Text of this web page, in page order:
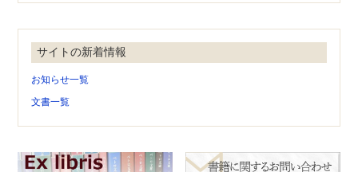
サイトの新着情報
お知らせ一覧
文書一覧